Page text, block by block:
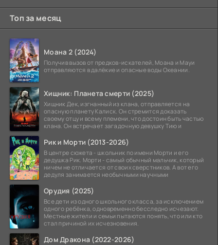
Топ за месяц
Моана 2 (2024)
Получив вызов от предков-искателей, Моана и Мауи
отправляются в далёкие и опасные воды Океании.
Хищник: Планета смерти (2025)
Хищник Дек, изгнанный из клана, отправляется на
опасную планету Калиск. Он стремится доказать
своему отцу и всему племени, что достоин быть частью
клана. Он встречает загадочную девушку Тию и
Рик и Морти (2013-2026)
В центре сюжета - школьник по имени Морти и его
дедушка Рик. Морти - самый обычный мальчик, который
ничем не отличается от своих сверстников. А вот его
дедуля занимается необычными научными
Орудия (2025)
Все дети из одного школьного класса, за исключением
одного ребёнка, одновременно бесследно исчезают.
Местные жители и семьи пытаются понять, что или кто
стал причиной их исчезновения.
Дом Дракона (2022-2026)